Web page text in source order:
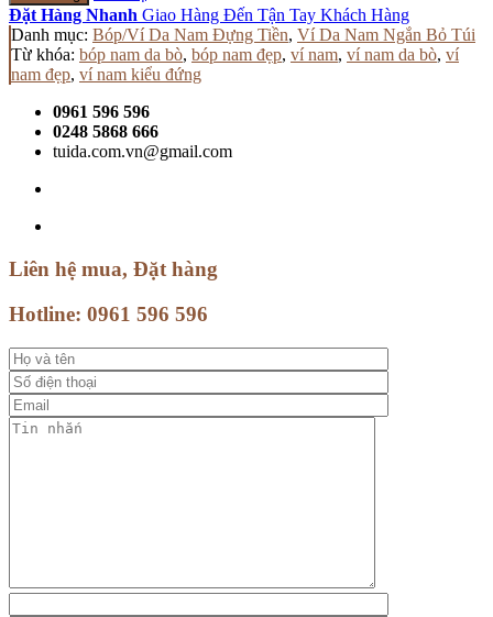
Đặt Hàng Nhanh Giao Hàng Đến Tận Tay Khách Hàng
Danh mục: Bóp/Ví Da Nam Đựng Tiền, Ví Da Nam Ngắn Bỏ Túi
Từ khóa: bóp nam da bò, bóp nam đẹp, ví nam, ví nam da bò, ví
nam đẹp, ví nam kiểu đứng
0961 596 596
0248 5868 666
tuida.com.vn@gmail.com
Liên hệ mua, Đặt hàng
Hotline: 0961 596 596